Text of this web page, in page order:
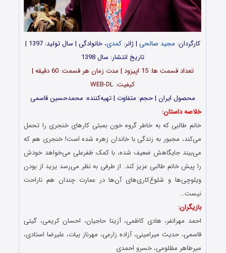
کارگردان: مجید صالحی | ژانر:کمدی
، خانوادگی | سال تولید: 1397 |
تاریخ انتشار: سال 1398
تعداد قسمت ها: 15 اپیزود | مدت زمان هر قسمت: 60 دقیقه |
کیفیت: WEB-DL
محصول ایران | حجم: متفاوت | تهیه‌کننده: محمدحسین قاسمی
خلاصه داستان:
خانم طالبی که به خاطر گروه خون بمبئی کارهای خنجری را تحمل
می‌کند، مجبور به زندگی با خاندان زهره شده است! خنجری هم که
می‌بیند جایگاهش ضعیف شده، با کمک ظفرعلی می‌خواهد خودش
را پیش خانم طالبی عزیز کند. از طرفی به نظر می‌رسد یزید از بودن
ویلوچی‌ها و شلوغ‌کاری‌های آن‌ها در عمارت چندان هم ناراحت
نیست…
بازیگران:
احمد مهرانفر، هادی کاظمی، آزیتا حاجیان، احسان کریمی، گیتی
قاسمی، حدیث میرامینی، آزاده زارعی، مهرناز بیات، علیرضا استادی،
میرطاهر مظلومی، خسرو احمدی